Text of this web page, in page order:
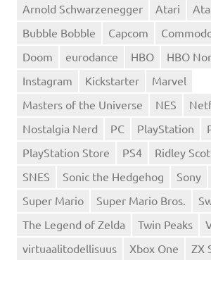
Arnold Schwarzenegger
Atari
Bubble Bobble
Capcom
Doom
eurodance HBO HBO
Instagram
Kickstarter
Marvel
Masters of the Universe
NES
Nostalgia Nerd
PC PlayStation
PlayStation Store
PS4 Ridley
SNES
Sonic the Hedgehog Sony
Super Mario
Super Mario Bros.
The Legend of Zelda
Twin Peaks
virtuaalitodellisuus
Xbox One ZX